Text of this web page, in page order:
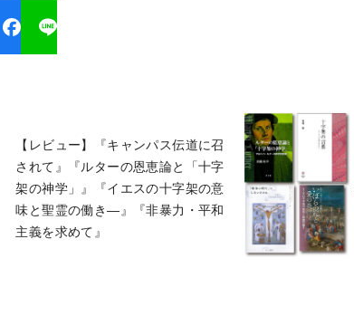
【レビュー】『キャンパス伝道に召
されて』『ルターの恩恵論と「十字
架の神学」』『イエスの十字架の意
味と聖霊の働き―』『非暴力・平和
主義を求めて』